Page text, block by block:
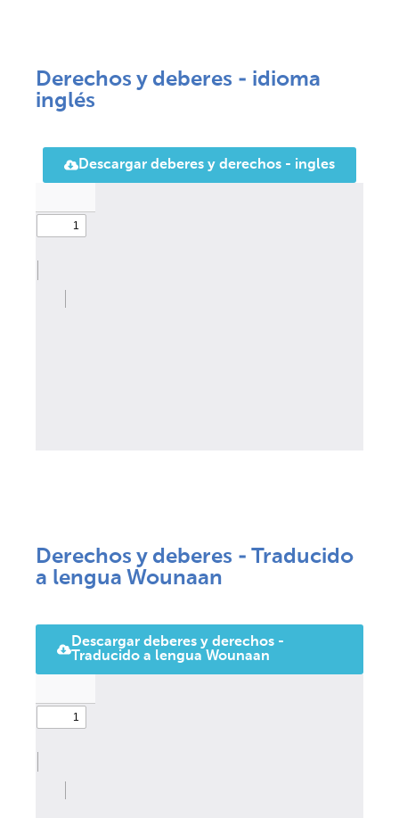
Derechos y deberes - idioma
inglés
Descargar deberes y derechos - ingles
Derechos y deberes - Traducido
a lengua Wounaan
Descargar deberes y derechos -
Traducido a lengua Wounaan